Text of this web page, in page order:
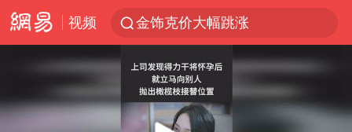
视频
金饰克价大幅跳涨
郑国霖回应去景区上班被保安拦下